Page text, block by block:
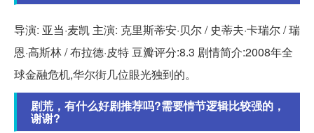
导演: 亚当·麦凯 主演: 克里斯蒂安·贝尔 / 史蒂夫·卡瑞尔 / 瑞
恩·高斯林 / 布拉德·皮特 豆瓣评分:8.3 剧情简介:2008年全
球金融危机,华尔街几位眼光独到的。
剧荒，有什么好剧推荐吗?需要情节逻辑比较强的，
谢谢?